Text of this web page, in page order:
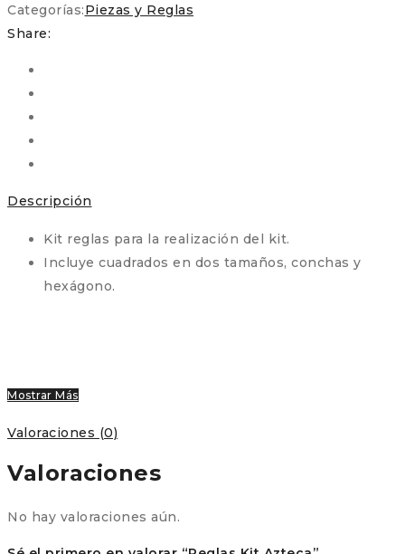
Categorías:Piezas y Reglas
Share:
Descripción
Kit reglas para la realización del kit.
Incluye cuadrados en dos tamaños, conchas y
hexágono.
Mostrar Más
Valoraciones (0)
Valoraciones
No hay valoraciones aún.